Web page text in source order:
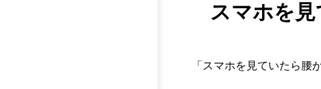
スマホを
「スマホを見ていたら腰